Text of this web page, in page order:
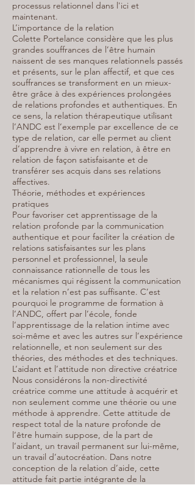
processus relationnel dans l'ici et
maintenant.
L’importance de la relation
Colette Portelance considère que les plus
grandes souffrances de l’être humain
naissent de ses manques relationnels passés
et présents, sur le plan affectif, et que ces
souffrances se transforment en un mieux-
être grâce à des expériences prolongées
de relations profondes et authentiques. En
ce sens, la relation thérapeutique utilisant
l’ANDC est l’exemple par excellence de ce
type de relation, car elle permet au client
d’apprendre à vivre en relation, à être en
relation de façon satisfaisante et de
transférer ses acquis dans ses relations
affectives.
Théorie, méthodes et expériences
pratiques
Pour favoriser cet apprentissage de la
relation profonde par la communication
authentique et pour faciliter la création de
relations satisfaisantes sur les plans
personnel et professionnel, la seule
connaissance rationnelle de tous les
mécanismes qui régissent la communication
et la relation n’est pas suffisante. C’est
pourquoi le programme de formation à
l’ANDC, offert par l’école, fonde
l’apprentissage de la relation intime avec
soi-même et avec les autres sur l’expérience
relationnelle, et non seulement sur des
théories, des méthodes et des techniques.
L’aidant et l’attitude non directive créatrice
Nous considérons la non-directivité
créatrice comme une attitude à acquérir et
non seulement comme une théorie ou une
méthode à apprendre. Cette attitude de
respect total de la nature profonde de
l’être humain suppose, de la part de
l’aidant, un travail permanent sur lui-même,
un travail d’autocréation. Dans notre
conception de la relation d’aide, cette
attitude fait partie intégrante de la